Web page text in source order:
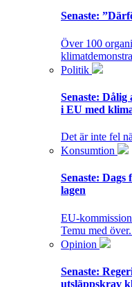
Senaste:
Över 100
Politik
Senaste: Dålig
i EU med
Det är inte fel
Konsumtion
Senaste: Dags
lagen
EU-
Temu med
Opinion
Senaste:
utsläppskrav